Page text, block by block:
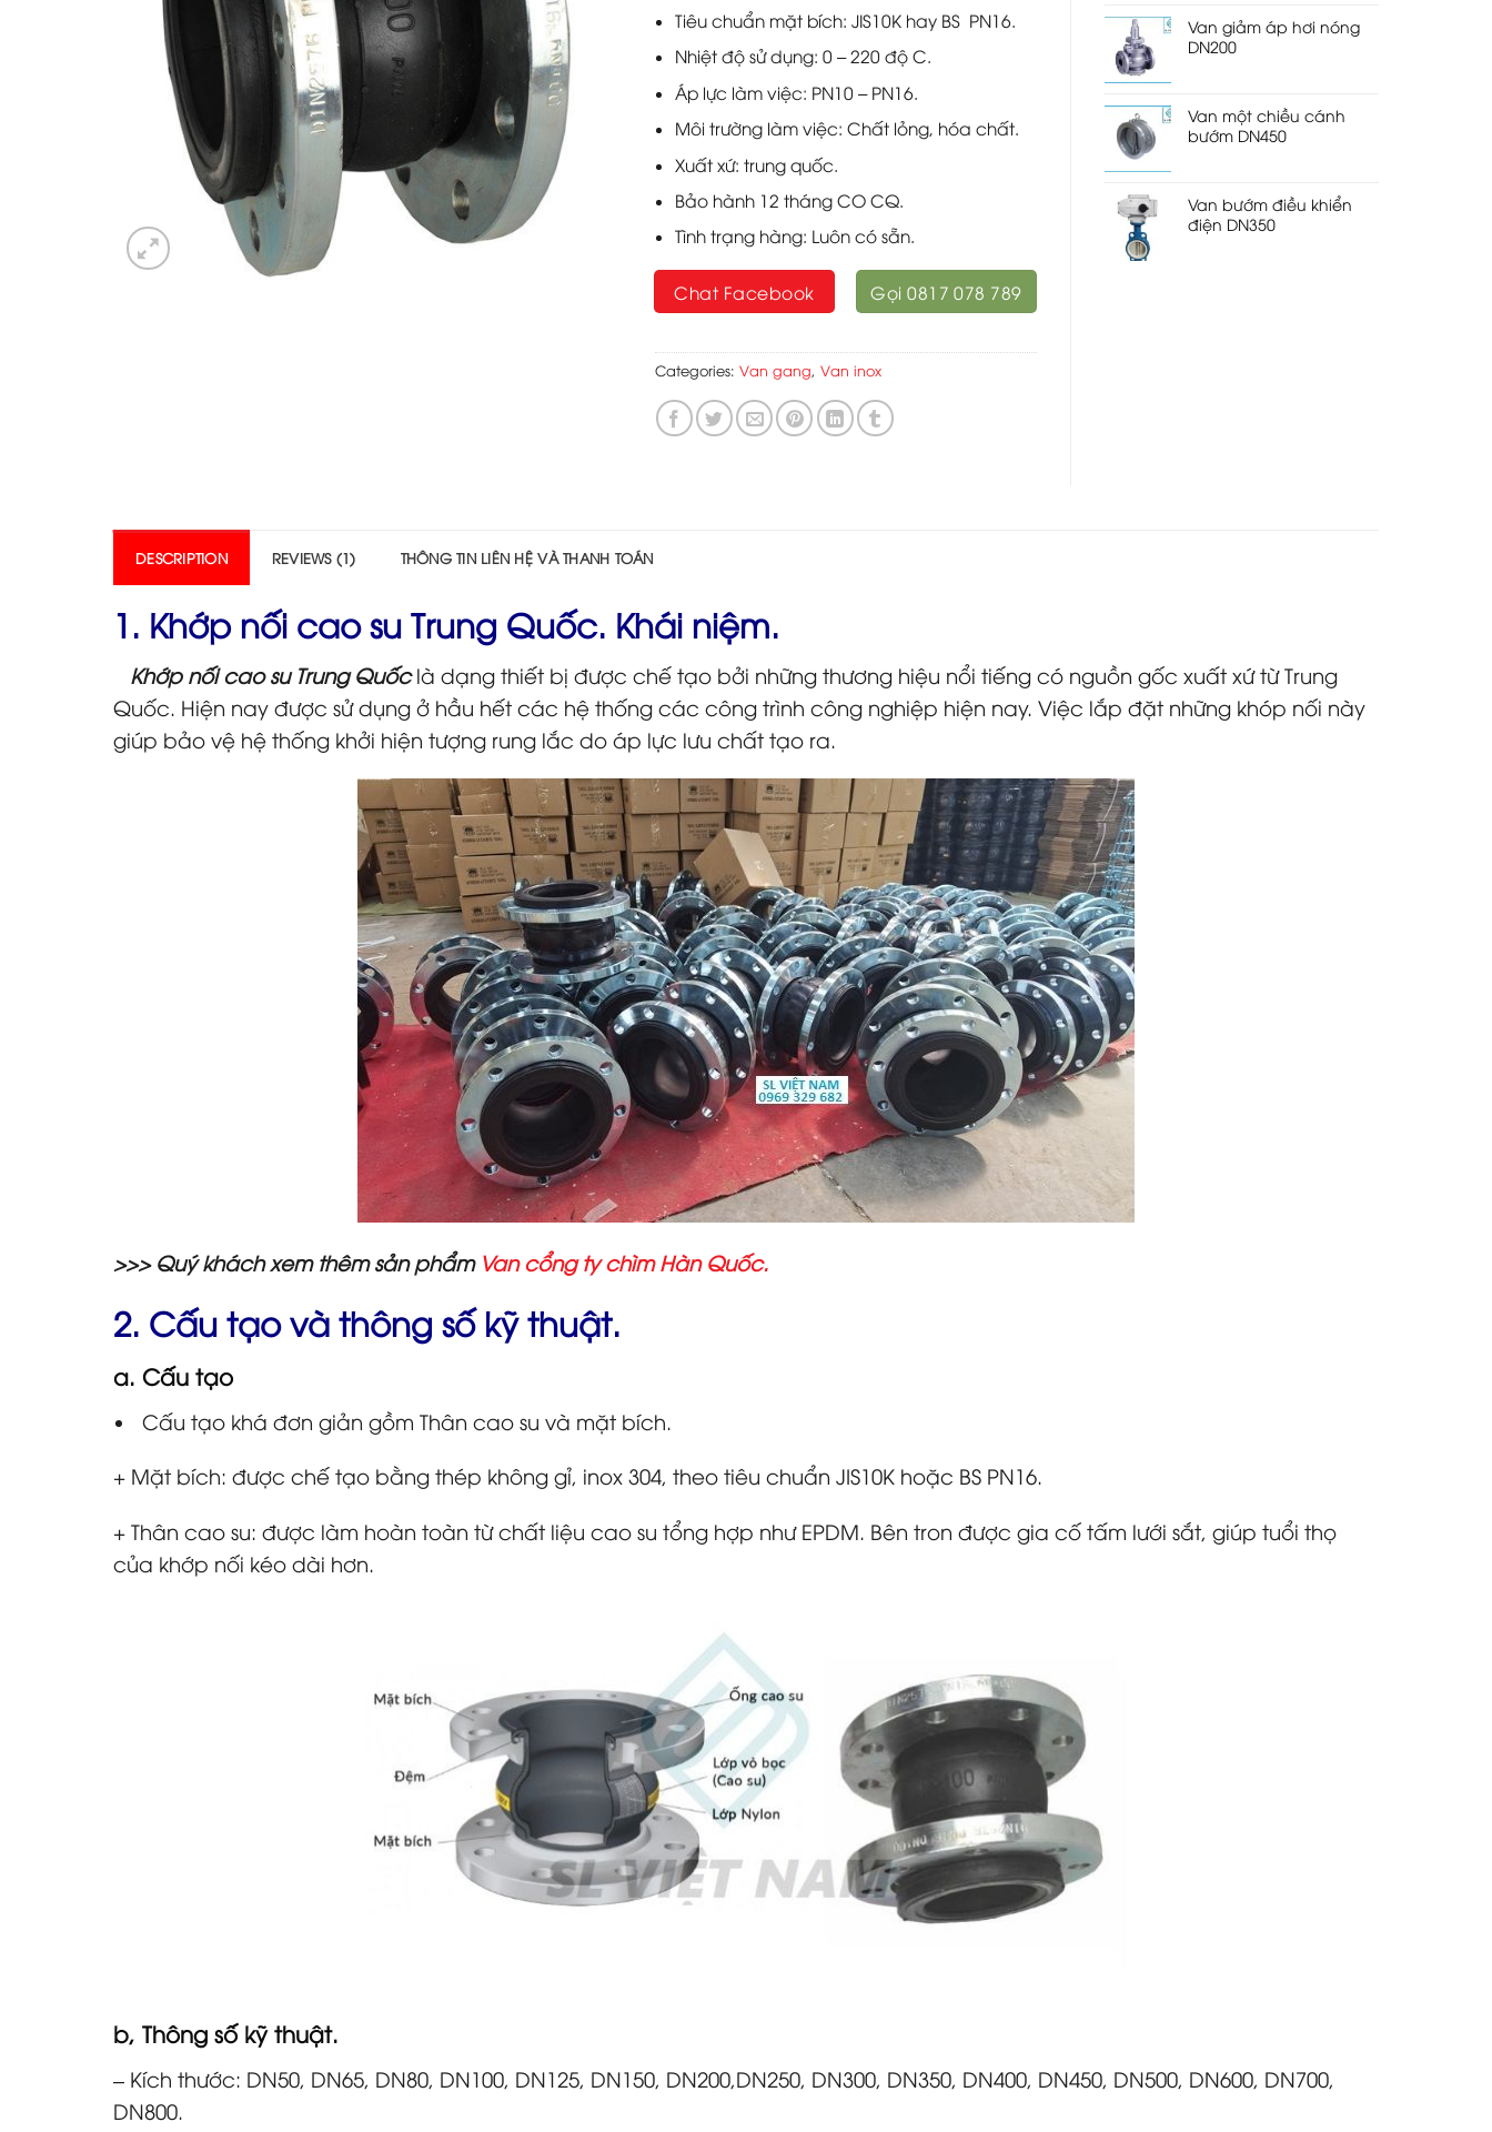
Tiêu chuẩn mặt bích: JIS10K hay BS PN16.
Nhiệt độ sử dụng: 0 – 220 độ C.
Áp lực làm việc: PN10 – PN16.
Môi trường làm việc: Chất lỏng, hóa chất.
Xuất xứ: trung quốc.
Bảo hành 12 tháng CO CQ.
Tình trạng hàng: Luôn có sẵn.
Chat Facebook Gọi 0817 078 789
Categories: Van gang, Van inox
Van giảm áp hơi nóng
DN200
Van một chiều cánh
bướm DN450
Van bướm điều khiển
điện DN350
DESCRIPTION REVIEWS (1) THÔNG TIN LIÊN HỆ VÀ THANH TOÁN
1. Khớp nối cao su Trung Quốc. Khái niệm.
Khớp nối cao su Trung Quốclà dạng thiết bị được chế tạo bởi những thương hiệu nổi tiếng có nguồn gốc xuất xứ từ Trung
Quốc. Hiện nay được sử dụng ở hầu hết các hệ thống các công trình công nghiệp hiện nay. Việc lắp đặt những khóp nối này
giúp bảo vệ hệ thống khởi hiện tượng rung lắc do áp lực lưu chất tạo ra.
>>> Quý khách xem thêm sản phẩm Van cổng ty chìm Hàn Quốc.
2. Cấu tạo và thông số kỹ thuật.
a. Cấu tạo
Cấu tạo khá đơn giản gồm Thân cao su và mặt bích.
+ Mặt bích: được chế tạo bằng thép không gỉ, inox 304, theo tiêu chuẩn JIS10K hoặc BS PN16.
+ Thân cao su: được làm hoàn toàn từ chất liệu cao su tổng hợp như EPDM. Bên tron được gia cố tấm lưới sắt, giúp tuổi thọ
của khớp nối kéo dài hơn.
b, Thông số kỹ thuật.
– Kích thước: DN50, DN65, DN80, DN100, DN125, DN150, DN200,DN250, DN300, DN350, DN400, DN450, DN500, DN600, DN700,
DN800.